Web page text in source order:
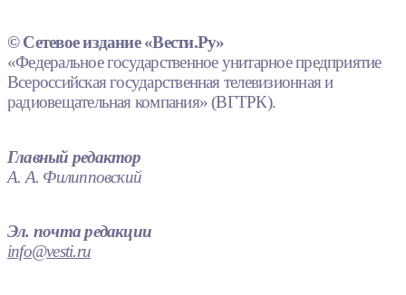
© Сетевое издание «Вести.Ру»
«Федеральное государственное унитарное предприятие
Всероссийская государственная телевизионная и
радиовещательная компания» (ВГТРК).
Главный редактор
А. А. Филипповский
Эл. почта редакции
info@vesti.ru